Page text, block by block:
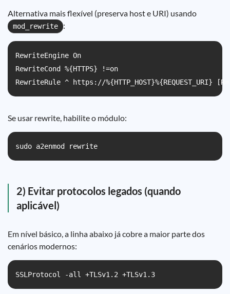
Alternativa mais flexível (preserva host e URI) usando
mod_rewrite :
RewriteEngine On
RewriteCond %{HTTPS} !=on
RewriteRule ^ https://%{HTTP_HOST}%{REQUEST_URI}
Se usar rewrite, habilite o módulo:
sudo a2enmod rewrite
2) Evitar protocolos legados (quando
aplicável)
Em nível básico, a linha abaixo já cobre a maior parte dos
cenários modernos:
SSLProtocol -all +TLSv1.2 +TLSv1.3